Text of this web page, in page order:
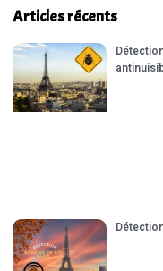
Articles récents